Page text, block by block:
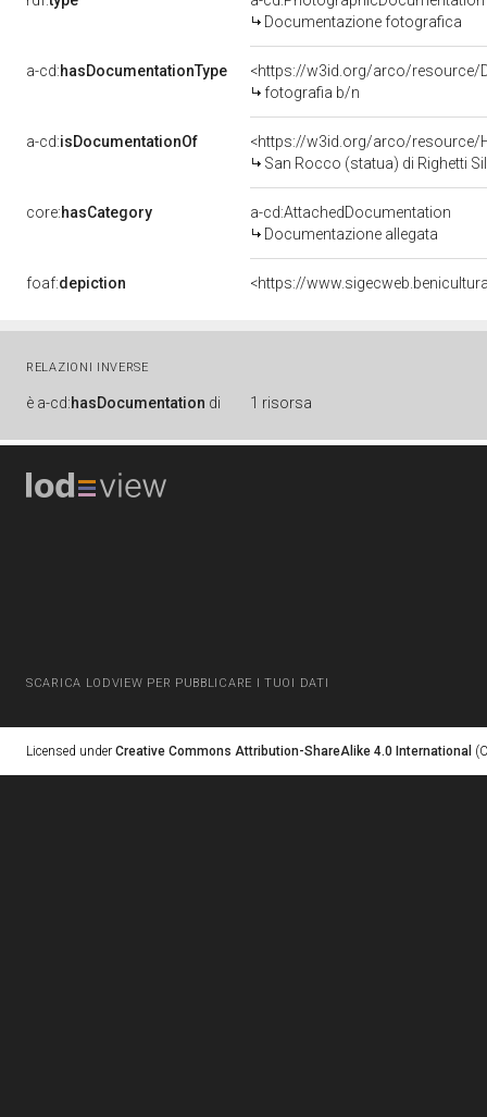
Documentazione fotografica
a-cd:hasDocumentationType
<https://w3id.org/arco/resource/
fotografia b/n
a-cd:isDocumentationOf
<https://w3id.org/arco/resource/
San Rocco (statua) di Righetti
core:hasCategory
a-cd:AttachedDocumentation
Documentazione allegata
foaf:depiction
RELAZIONI INVERSE
è a-cd:hasDocumentation di 1 risorsa
SCARICA LODVIEW PER PUBBLICARE I TUOI DATI
Licensed under Creative Commons Attribution-ShareAlike 4.0 International